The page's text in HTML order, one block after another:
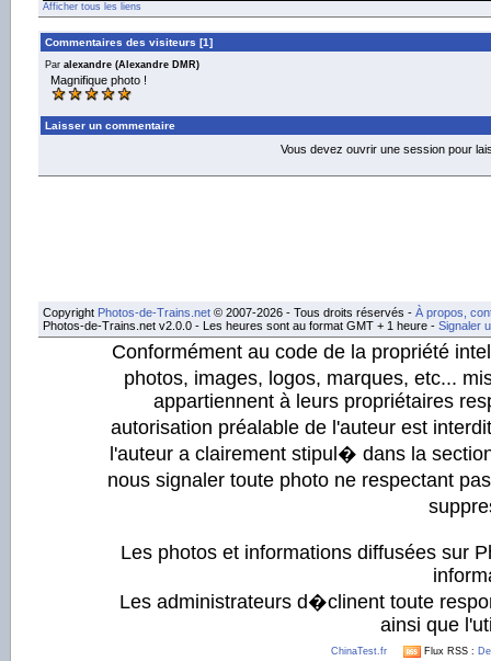
Afficher tous les liens
Commentaires des visiteurs [1]
Par alexandre (Alexandre DMR)
Magnifique photo !
Laisser un commentaire
Vous devez ouvrir une session pour
Copyright Photos-de-Trains.net © 2007-2026 - Tous droits réservés - À propos,
Photos-de-Trains.net v2.0.0 - Les heures sont au format GMT + 1 heure - Signaler
Conformément au code de la propriété
photos, images, logos, marques, etc...
appartiennent à leurs propriétaires
autorisation préalable de l'auteur est
l'auteur a clairement stipul� dans la
nous signaler toute photo ne respectant
Les photos et informations diffusées sur
Les administrateurs d�clinent toute
ainsi que
ChinaTest.fr Flux RSS :